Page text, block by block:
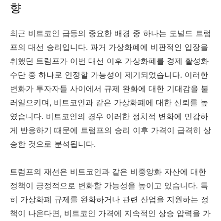
향
최근 비트코인 급등의 중요한 배경 중 하나는 도널드 트럼
프의 대선 승리입니다. 과거 가상화폐에 비판적인 입장을
취했던 트럼프가 이번 대선 이후 가상화폐를 경제 활성화
수단 중 하나로 인정할 가능성이 제기되었습니다. 이러한
변화가 투자자들 사이에서 규제 완화에 대한 기대감을 불
러일으키며, 비트코인과 같은 가상화폐에 대한 신뢰를 높
였습니다. 비트코인의 경우 이러한 정치적 변화에 민감하
게 반응하기 때문에 트럼프의 승리 이후 가격이 급격히 상
승한 것으로 분석됩니다.
트럼프의 재선은 비트코인과 같은 비중앙화 자산에 대한
정책이 긍정적으로 변화할 가능성을 높이고 있습니다. 특
히 가상화폐 규제를 완화하거나 관련 산업을 지원하는 정
책이 나온다면, 비트코인 가격에 지속적인 상승 압력을 가